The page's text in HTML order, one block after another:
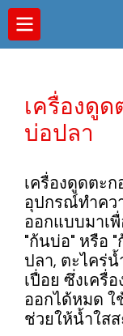
เครื่องดู
บ่อปลา
เครื่องดูดตะก
อุปกรณ์ทำคว
ออกแบบมาเ
"ก้นบ่อ" หรือ
ปลา, ตะไคร่น้
เปื่อย ซึ่งเครื่
ออกได้หมด ใ
ช่วยให้น้ำใส